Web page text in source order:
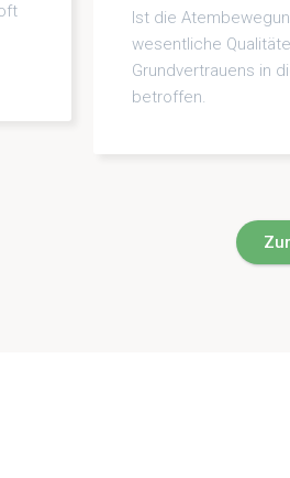
Ist die
wesentliche
Grundvertrauens in
betroffen.